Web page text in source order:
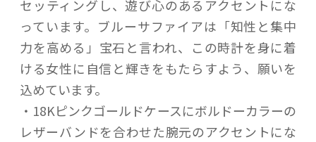
セッティングし、遊び心のあるアクセントにな
っています。ブルーサファイアは「知性と集中
力を高める」宝石と言われ、この時計を身に着
ける女性に自信と輝きをもたらすよう、願いを
込めています。
・18Kピンクゴールドケースにボルドーカラーの
レザーバンドを合わせた腕元のアクセントにな